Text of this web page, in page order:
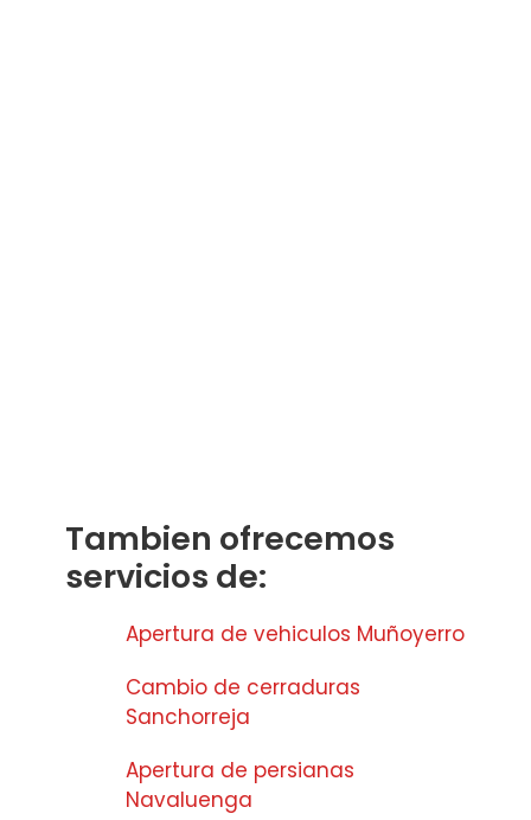
Tambien ofrecemos
servicios de:
Apertura de vehiculos Muñoyerro
Cambio de cerraduras
Sanchorreja
Apertura de persianas
Navaluenga